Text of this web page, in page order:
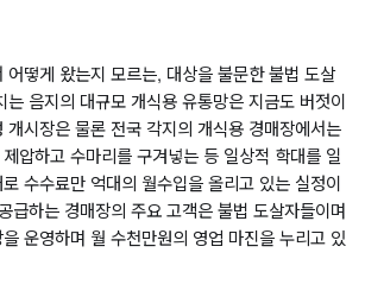
어떻게 왔는지 모르는, 대상을 불문한 불법 도살
는 음지의 대규모 개식용 유통망은 지금도 버젓이
개시장은 물론 전국 각지의 개식용 경매장에서는
압하고 수마리를 구겨넣는 등 일상적 학대를 일
수수료만 억대의 월수입을 올리고 있는 실정이
급하는 경매장의 주요 고객은 불법 도살자들이며
운영하며 월 수천만원의 영업 마진을 누리고 있